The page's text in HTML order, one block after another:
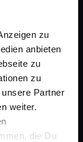
zu
anbieten
zu
zu
Partner
weiter.
die Du